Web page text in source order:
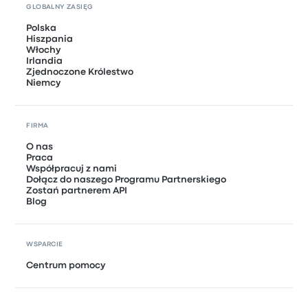
GLOBALNY ZASIĘG
Polska
Hiszpania
Włochy
Irlandia
Zjednoczone Królestwo
Niemcy
FIRMA
O nas
Praca
Współpracuj z nami
Dołącz do naszego Programu Partnerskiego
Zostań partnerem API
Blog
WSPARCIE
Centrum pomocy